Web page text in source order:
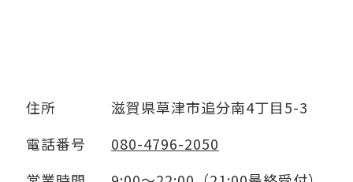
住所
滋賀県草津市追分南4丁目5-3
電話番号
080-4796-2050